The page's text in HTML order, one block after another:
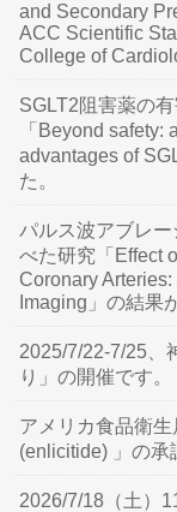
and Secondary
ACC Scientific
College of
SGLT2阻害薬の
「Beyond safety:
advantages of
た。
パルス波アブレ
べた研究「Effect
Coronary
Imaging」の結果
2025/7/22-7/25、
り」の開催です。
アメリカ食品衛
(enlicitide) 」の承
2026/7/18（土）